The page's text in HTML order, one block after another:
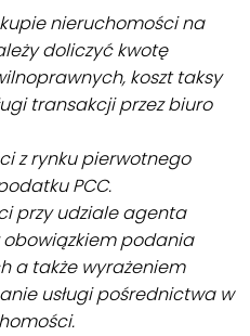
nieruchomości na
doliczyć kwotę
koszt taksy
transakcji przez biuro
z rynku pierwotnego
PCC.
przy udziale agenta
podania
a także wyrażeniem
usługi pośrednictwa w